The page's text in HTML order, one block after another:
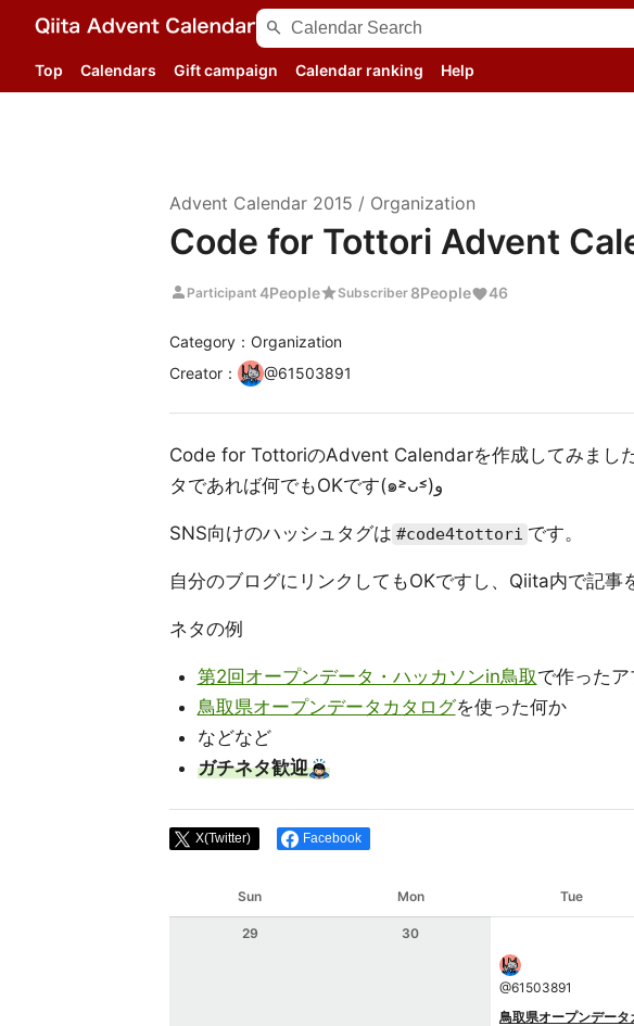
search
Top Calendars Gift campaign Calendar ranking Help
Advent Calendar 2015 / Organization
Code for Tottori Advent
person Participant 4PeoplestarSubscriber 8People 46
Category：Organization
Creator ： @61503891
Code for TottoriのAdvent Calendarを作成してみまし
タであれば何でもOKです(๑˃̵ᴗ˂̵)و
SNS向けのハッシュタグは #code4tottori です。
自分のブログにリンクしてもOKですし、Qiita内で記事
ネタの例
第2回オープンデータ・ハッカソンin鳥取で作った
鳥取県オープンデータカタログを使った何か
などなど
ガチネタ歓迎
X(Twitter) Facebook
Sun Mon Tue
29 30
@61503891
鳥取県オープンデータ